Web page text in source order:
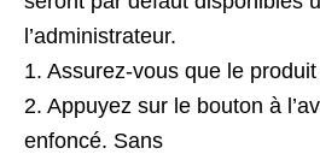
l’administrateur.
1. Assurez-vous que le
2. Appuyez sur le bouton à
enfoncé. Sans